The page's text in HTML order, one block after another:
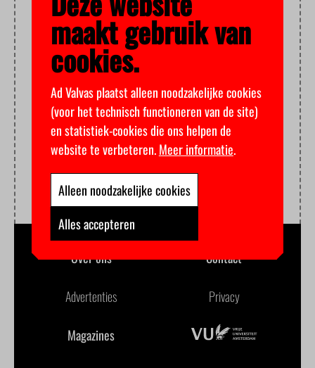
STUDENTENFORUM
Over ons Contact
Advertenties Privacy
Magazines
maakt gebruik van
cookies.
Ad Valvas plaatst alleen noodzakelijke cookies
(voor het technisch functioneren van de site)
en statistiek-cookies die ons helpen de
website te verbeteren.Meer informatie.
Alleen noodzakelijke cookies
Alles accepteren